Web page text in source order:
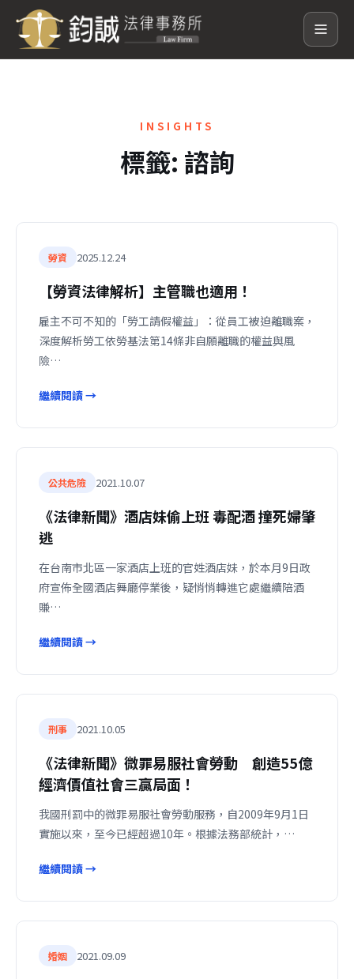
INSIGHTS
標籤: 諮詢
勞資 2025.12.24
【勞資法律解析】主管職也適用！
雇主不可不知的「勞工請假權益」：從員工被迫離職案，
深度解析勞工依勞基法第14條非自願離職的權益與風
險…
繼續閱讀 →
公共危險 2021.10.07
《法律新聞》酒店妹偷上班 毒配酒 撞死婦肇
逃
在台南市北區一家酒店上班的官姓酒店妹，於本月9日政
府宣佈全國酒店舞廳停業後，疑悄悄轉進它處繼續陪酒
賺…
繼續閱讀 →
刑事 2021.10.05
《法律新聞》微罪易服社會勞動 創造55億
經濟價值社會三贏局面！
我國刑罰中的微罪易服社會勞動服務，自2009年9月1日
實施以來，至今已經超過10年。根據法務部統計，…
繼續閱讀 →
婚姻 2021.09.09